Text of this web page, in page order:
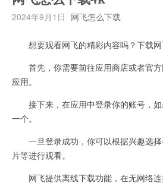
2024年9月1日 网飞怎么下载
想要观看网飞的精彩内容吗？下载网
首先，你需要前往应用商店或者官方
应用。
接下来，在应用中登录你的账号，如
一个。
一旦登录成功，你可以根据兴趣选择
片等进行观看。
网飞提供离线下载功能，在无网络连